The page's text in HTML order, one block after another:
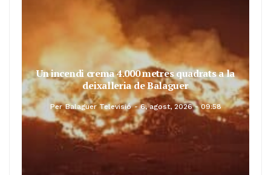
Un incendi crema 4.000 metres quadrats a la
deixalleria de Balaguer
Per Balaguer Televisió 6, agost, 2026 - 09:58